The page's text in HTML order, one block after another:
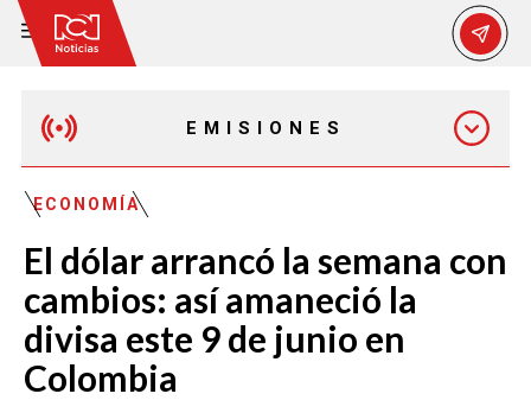
EMISIONES
EMISIÓN 12:30 PM
EMISIÓN 7:00 PM
ECONOMÍA
El dólar arrancó la semana con
cambios: así amaneció la
divisa este 9 de junio en
Colombia